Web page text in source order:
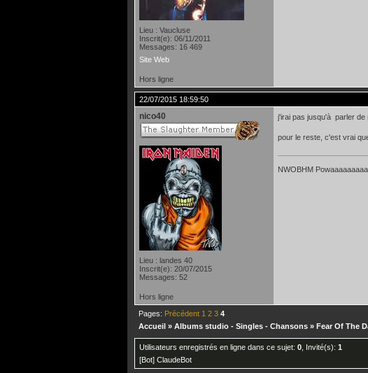
Lieu : Vaucluse
Inscrit(e): 06/11/2011
Messages: 16 469
Site Web
Hors ligne
22/07/2015 18:59:50
nico40
Lieu : landes 40
Inscrit(e): 20/07/2015
Messages: 52
j'irai pas jusqu'à parler de
pour le reste, c'est vrai
NWOBHM
Hors ligne
Pages: Précédent 1 2 3 4
Accueil » Albums studio - Singles - Chansons » Fear Of The
Utilisateurs enregistrés en ligne dans ce sujet: 0 , Invité(s): 1
[Bot] ClaudeBot